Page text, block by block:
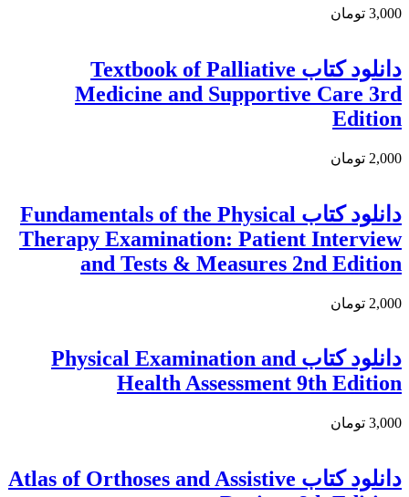
3,000 تومان
دانلود كتاب Textbook of Palliative
Medicine and Supportive Care 3rd
Edition
2,000 تومان
دانلود كتاب Fundamentals of the Physical
Therapy Examination: Patient Interview
and Tests & Measures 2nd Edition
2,000 تومان
دانلود كتاب Physical Examination and
Health Assessment 9th Edition
3,000 تومان
دانلود كتاب Atlas of Orthoses and Assistive